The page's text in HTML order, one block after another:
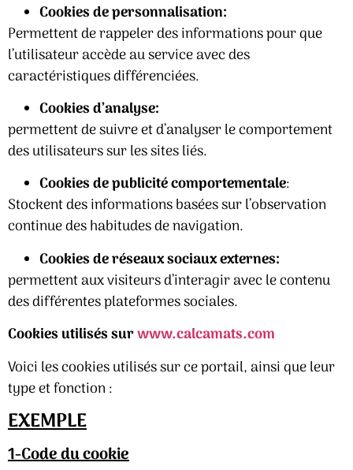
Cookies de personnalisation:
Permettent de rappeler des informations pour que
l’utilisateur accède au service avec des
caractéristiques différenciées.
Cookies d’analyse:
permettent de suivre et d’analyser le comportement
des utilisateurs sur les sites liés.
Cookies de publicité comportementale:
Stockent des informations basées sur l’observation
continue des habitudes de navigation.
Cookies de réseaux sociaux externes:
permettent aux visiteurs d’interagir avec le contenu
des différentes plateformes sociales.
Cookies utilisés surwww.calcamats.com
Voici les cookies utilisés sur ce portail, ainsi que leur
type et fonction :
EXEMPLE
1-Code du cookie